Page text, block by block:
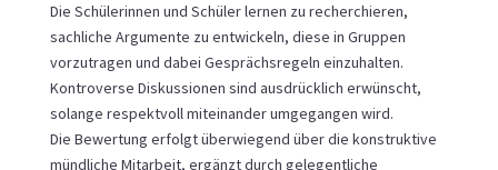
Die Schülerinnen und Schüler lernen zu recherchieren,
sachliche Argumente zu entwickeln, diese in Gruppen
vorzutragen und dabei Gesprächsregeln einzuhalten.
Kontroverse Diskussionen sind ausdrücklich erwünscht,
solange respektvoll miteinander umgegangen wird.
Die Bewertung erfolgt überwiegend über die konstruktive
mündliche Mitarbeit, ergänzt durch gelegentliche